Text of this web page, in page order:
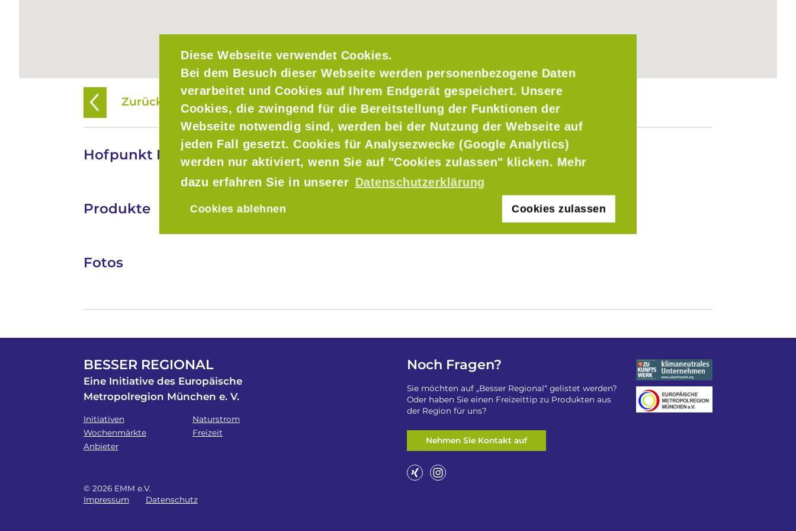
Diese Webseite verwendet Cookies.
Bei dem Besuch dieser Webseite werden personenbezogene Daten
verarbeitet und Cookies auf Ihrem Endgerät gespeichert. Unsere
Cookies, die zwingend für die Bereitstellung der Funktionen der
Webseite notwendig sind, werden bei der Nutzung der Webseite auf
jeden Fall gesetzt. Cookies für Analysezwecke (Google Analytics)
werden nur aktiviert, wenn Sie auf "Cookies zulassen" klicken. Mehr
dazu erfahren Sie in unserer Datenschutzerklärung
Cookies ablehnen Cookies zulassen
Zurück zur Übersicht
Hofpunkt Lenggries
Produkte
Fotos
BESSER REGIONAL
Eine Initiative des Europäische
Metropolregion München e. V.
Initiativen
Wochenmärkte
Anbieter
Naturstrom
Freizeit
© 2026 EMM e.V.
Impressum
Datenschutz
Noch Fragen?
Sie möchten auf „Besser Regional“ gelistet werden?
Oder haben Sie einen Freizeittip zu Produkten aus
der Region für uns?
Nehmen Sie Kontakt auf